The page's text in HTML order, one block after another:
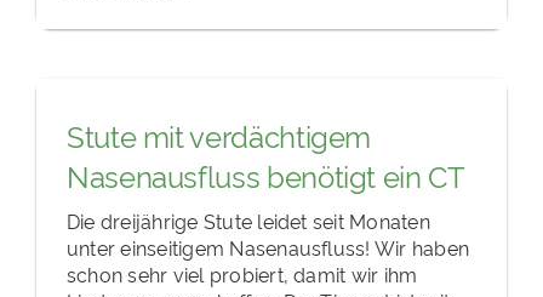
Stute mit verdächtigem
Nasenausfluss benötigt ein CT
Die dreijährige Stute leidet seit Monaten
unter einseitigem Nasenausfluss! Wir haben
schon sehr viel probiert, damit wir ihm